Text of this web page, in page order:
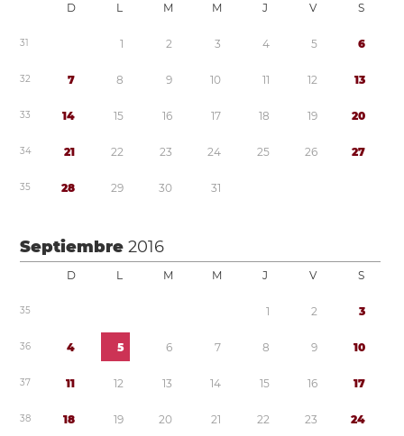
D L M M J V S
31 1 2 3 4 5 6
32 7 8 9 10 11 12 13
33 14 15 16 17 18 19 20
34 21 22 23 24 25 26 27
35 28 29 30 31
Septiembre2016
D L M M J V S
35 1 2 3
36 4 5 6 7 8 9 10
37 11 12 13 14 15 16 17
38 18 19 20 21 22 23 24